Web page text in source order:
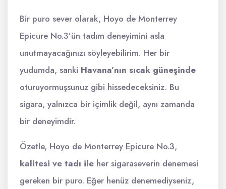
Bir puro sever olarak, Hoyo de Monterrey
Epicure No.3’ün tadım deneyimini asla
unutmayacağınızı söyleyebilirim. Her bir
yudumda, sanki Havana’nın sıcak güneşinde
oturuyormuşsunuz gibi hissedeceksiniz. Bu
sigara, yalnızca bir içimlik değil, aynı zamanda
bir deneyimdir.
Özetle, Hoyo de Monterrey Epicure No.3,
kalitesi ve tadı ile her sigaraseverin denemesi
gereken bir puro. Eğer henüz denemediyseniz,